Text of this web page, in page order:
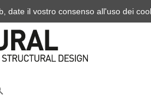
date il vostro consenso all'uso dei